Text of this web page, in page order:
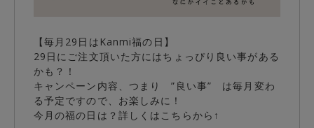
【毎月29日はKanmi福の日】
29日にご注文頂いた方にはちょっぴり良い事がある
かも？！
キャンペーン内容、つまり ”良い事” は毎月変わ
る予定ですので、お楽しみに！
今月の福の日は？詳しくはこちらから↑